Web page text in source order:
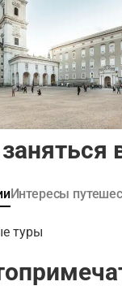
Интересы
туры